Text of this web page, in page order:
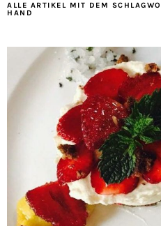
ALLE ARTIKEL MIT DEM
HAND